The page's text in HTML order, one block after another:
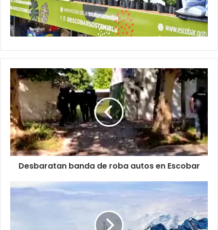
Desbaratan banda de roba autos en Escobar